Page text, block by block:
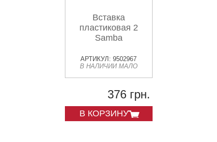
Вставка
пластиковая 2
Samba
АРТИКУЛ: 9502967
В НАЛИЧИИ МАЛО
376 грн.
В КОРЗИНУ